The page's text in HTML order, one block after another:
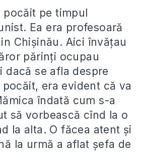
pocăit pe timpul
Ea era profesoară
Chișinău. Aici învățau
părinți ocupau
dacă se afla despre
era evident că va
îndată cum s-a
să vorbească cînd la o
la alta. O făcea atent și
la urmă a aflat șefa de